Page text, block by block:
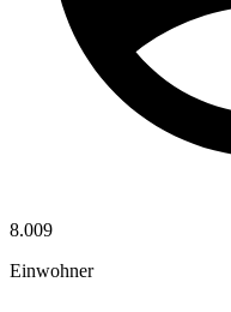
8.009
Einwohner